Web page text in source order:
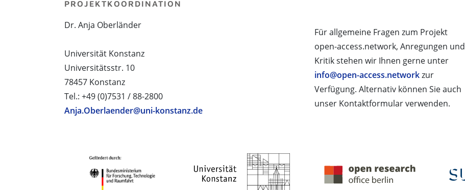
Für allgemeine Fragen zum Projekt
open-access.network, Anregungen und
Kritik stehen wir Ihnen gerne unter
info@open-access.networkzur
Verfügung. Alternativ können Sie auch
unser Kontaktformular verwenden.
PROJEKTKOORDINATION
Dr. Anja Oberländer
Universität Konstanz
Universitätsstr. 10
78457 Konstanz
Tel.: +49 (0)7531 / 88-2800
Anja.Oberlaender@uni-konstanz.de